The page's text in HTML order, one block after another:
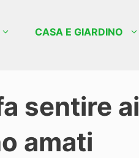
CASA E GIARDINO
sentire ai
amati